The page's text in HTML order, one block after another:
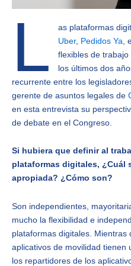
L as plataformas
Uber, Pedidos Ya ,
flexibles de
los últimos dos
recurrente entre los
gerente de asuntos legales de
en esta entrevista su
de debate en el Congreso.
Si hubiera que definir al
plataformas digitales, ¿Cuál
apropiada? ¿Cómo son?
Son independientes,
mucho la flexibilidad e
plataformas digitales. Mientras
aplicativos de movilidad tienen
los repartidores de los